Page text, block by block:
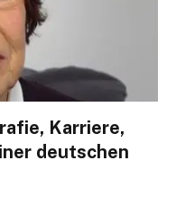
Karriere,
deutschen